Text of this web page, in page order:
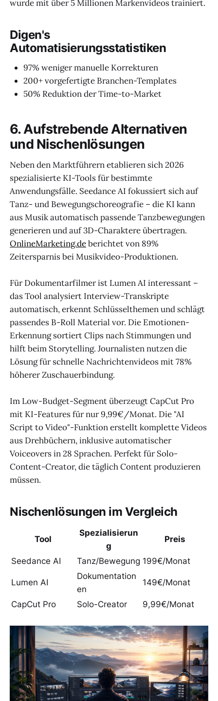
wurde mit über 5 Millionen Markenvideos trainiert.
Digen's
Automatisierungsstatistiken
97% weniger manuelle Korrekturen
200+ vorgefertigte Branchen-Templates
50% Reduktion der Time-to-Market
6. Aufstrebende Alternativen
und Nischenlösungen
Neben den Marktführern etablieren sich 2026
spezialisierte KI-Tools für bestimmte
Anwendungsfälle. Seedance AI fokussiert sich auf
Tanz- und Bewegungschoreografie – die KI kann
aus Musik automatisch passende Tanzbewegungen
generieren und auf 3D-Charaktere übertragen.
OnlineMarketing.deberichtet von 89%
Zeitersparnis bei Musikvideo-Produktionen.
Für Dokumentarfilmer ist Lumen AI interessant –
das Tool analysiert Interview-Transkripte
automatisch, erkennt Schlüsselthemen und schlägt
passendes B-Roll Material vor. Die Emotionen-
Erkennung sortiert Clips nach Stimmungen und
hilft beim Storytelling. Journalisten nutzen die
Lösung für schnelle Nachrichtenvideos mit 78%
höherer Zuschauerbindung.
Im Low-Budget-Segment überzeugt CapCut Pro
mit KI-Features für nur 9,99€/Monat. Die "AI
Script to Video"-Funktion erstellt komplette Videos
aus Drehbüchern, inklusive automatischer
Voiceovers in 28 Sprachen. Perfekt für Solo-
Content-Creator, die täglich Content produzieren
müssen.
Nischenlösungen im Vergleich
Tool
Spezialisierun
g
Preis
Seedance AI Tanz/Bewegung 199€/Monat
Lumen AI
Dokumentation
en
149€/Monat
CapCut Pro Solo-Creator 9,99€/Monat